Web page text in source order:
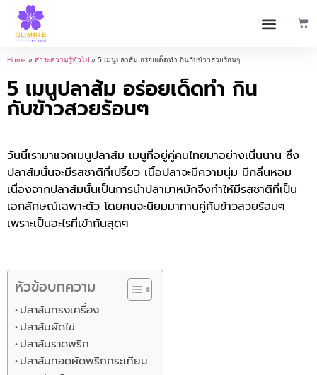
Home » สาระความรู้ทั่วไป » 5 เมนูปลาส้ม อร่อยเด็ดทำ กินกับข้าวสวยร้อนๆ
5 เมนูปลาส้ม อร่อยเด็ดทำ กิน
กับข้าวสวยร้อนๆ
วันนี้เรามาแจกเมนูปลาส้ม เมนูที่อยู่คู่คนไทยมาอย่างเนิ่นนาน ซึ่ง
ปลาส้มนั้นจะมีรสชาติที่เปรี้ยว เนื้อปลาจะมีความนุ่ม มีกลิ่นหอม
เนื่องจากปลาส้มนั้นเป็นการนำปลามาหมักจึงทำให้มีรสชาติที่เป็น
เอกลักษณ์เฉพาะตัว โดยคนจะนิยมมาทานคู่กับข้าวสวยร้อนๆ
เพราะเป็นอะไรที่เข้ากันสุดๆ
หัวข้อบทความ
ปลาส้มทรงเครื่อง
ปลาส้มผัดไข่
ปลาส้มราดพริก
ปลาส้มทอดผัดพริกกระเทียม